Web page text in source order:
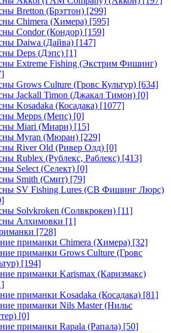
Bretton (Брэттон) [299]
Chimera (Химера) [595]
Condor (Кондор) [159]
Daiwa (Дайва) [147]
Deps (Дэпс) [1]
Extreme Fishing (Экстрим Фишинг)
Grows Culture (Гровс Культур) [634]
Jackall Timon (Джакал Тимон) [0]
Kosadaka (Косадака) [1077]
Mepps (Мепс) [0]
Miari (Миари) [15]
Myran (Мюран) [229]
River Old (Ривер Олд) [0]
Rublex (Рублекс, Раблекс) [413]
Select (Селект) [0]
Smith (Смит) [79]
SV Fishing Lures (СВ Фишинг Люрс)
Solvkroken (Солвкрокен) [11]
Алхимовки [1]
[728]
приманки Chimera (Химера) [32]
приманки Grows Culture (Гровс
[194]
приманки Karismax (Каризмакс)
приманки Kosadaka (Косадака) [81]
приманки Nils Master (Нильс
[0]
приманки Rapala (Рапала) [50]